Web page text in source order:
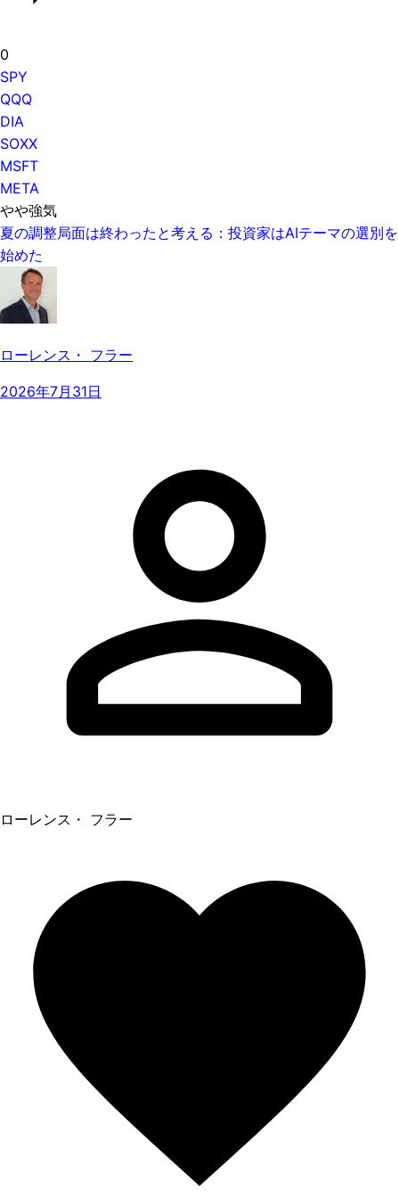
0
SPY
QQQ
DIA
SOXX
MSFT
META
やや強気
夏の調整局面は終わったと考える：投資家はAIテーマの選別を
始めた
ローレンス・ フラー
2026年7月31日
ローレンス・ フラー